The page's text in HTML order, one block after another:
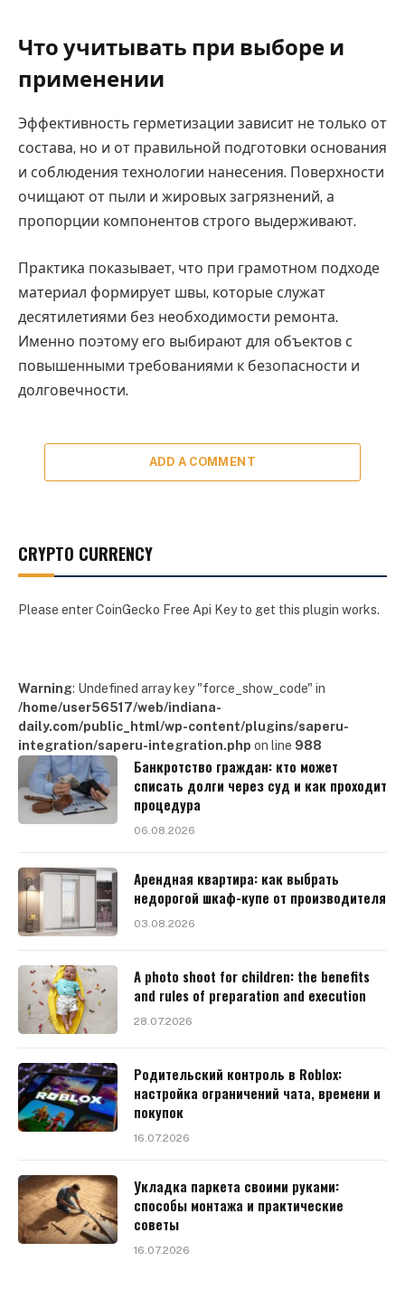
Что учитывать при выборе и
применении
Эффективность герметизации зависит не только от
состава, но и от правильной подготовки основания
и соблюдения технологии нанесения. Поверхности
очищают от пыли и жировых загрязнений, а
пропорции компонентов строго выдерживают.
Практика показывает, что при грамотном подходе
материал формирует швы, которые служат
десятилетиями без необходимости ремонта.
Именно поэтому его выбирают для объектов с
повышенными требованиями к безопасности и
долговечности.
ADD A COMMENT
CRYPTO CURRENCY
Please enter CoinGecko Free Api Key to get this plugin works.
Warning: Undefined array key "force_show_code" in
/home/user56517/web/indiana-
daily.com/public_html/wp-content/plugins/saperu-
integration/saperu-integration.php on line 988
Банкротство граждан: кто может
списать долги через суд и как проходит
процедура
06.08.2026
Арендная квартира: как выбрать
недорогой шкаф-купе от производителя
03.08.2026
A photo shoot for children: the benefits
and rules of preparation and execution
28.07.2026
Родительский контроль в Roblox:
настройка ограничений чата, времени и
покупок
16.07.2026
Укладка паркета своими руками:
способы монтажа и практические
советы
16.07.2026